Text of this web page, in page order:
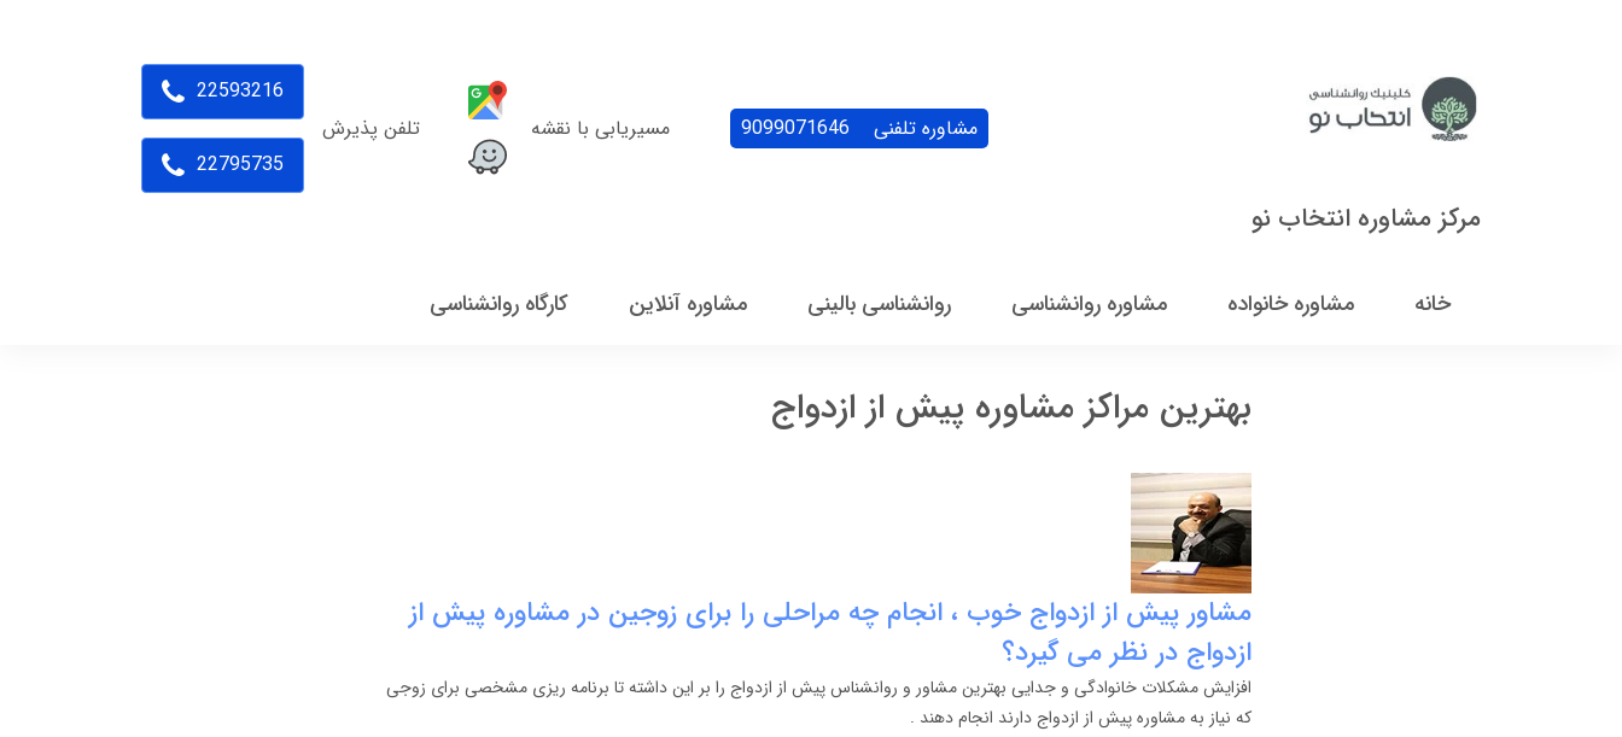
مرکز مشاوره انتخاب نو
مشاوره تلفنی 9099071646 مسیریابی با نقشه تلفن پذیرش
22593216
22795735
خانه مشاوره خانواده مشاوره روانشناسی روانشناسی بالینی مشاوره آنلاین کارگاه روانشناسی
بهترین مراکز مشاوره پیش از ازدواج
مشاور پیش از ازدواج خوب ، انجام چه مراحلی را برای زوجین در مشاوره پیش از
ازدواج در نظر می گیرد؟
افزایش مشکلات خانوادگی و جدایی بهترین مشاور و روانشناس پیش از ازدواج را بر این داشته تا برنامه ریزی مشخصی برای زوجی
که نیاز به مشاوره پیش از ازدواج دارند انجام دهند .